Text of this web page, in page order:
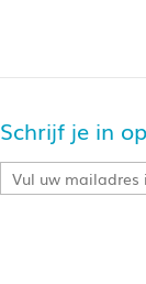
Schrijf je in